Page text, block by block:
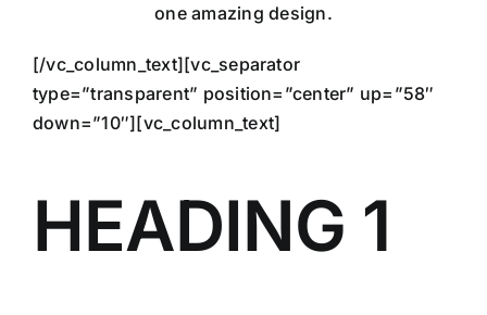
one amazing design.
[/vc_column_text][vc_separator
type=”transparent” position=”center” up=”58″
down=”10″][vc_column_text]
HEADING 1